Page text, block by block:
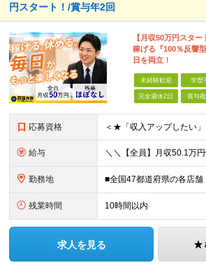
円スタート！/賞与年2回
【月収50万円スタ
稼げる『100％反響
日を両立！
未経験歓迎 学歴
完全週休2日 賞与
応募資格
給与
勤務地
残業時間 10時間以内
求人を見る